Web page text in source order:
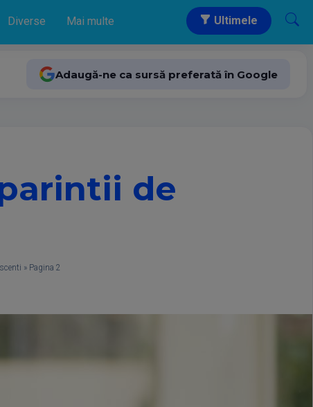
Diverse Mai multe Ultimele
Adaugă-ne ca sursă preferată în Google
de
» Pagina 2